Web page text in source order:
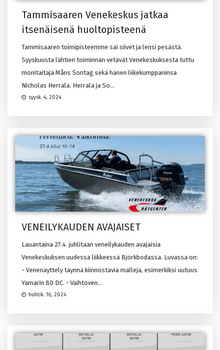
Tammisaaren Venekeskus jatkaa
itsenäisenä huoltopisteenä
Tammisaaren toimipisteemme sai siivet ja lensi pesästä.
Syyskuusta lähtien toiminnan vetävät Venekeskuksesta tuttu
monitaitaja Måns Sontag sekä hänen liikekumppaninsa
Nicholas Herrala. Herrala ja So...
syysk. 4, 2024
VENEILYKAUDEN AVAJAISET
Lauantaina 27.4. juhlitaan veneilykauden avajaisia
Venekeskuksen uudessa liikkeessä Björkbodassa. Luvassa on:
- Venenäyttely täynnä kiinnostavia malleja, esimerkiksi uutuus
Yamarin 80 DC. - Vaihtoven...
huhtik. 16, 2024